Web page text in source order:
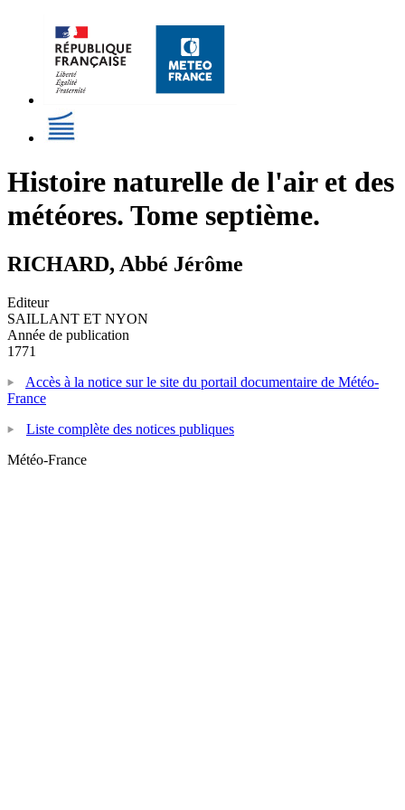
Histoire naturelle de l'air et des
météores. Tome septième.
RICHARD, Abbé Jérôme
Editeur
SAILLANT ET NYON
Année de publication
1771
Accès à la notice sur le site du portail documentaire de Météo-
France
Liste complète des notices publiques
Météo-France